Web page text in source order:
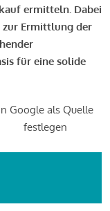
ermitteln. Dabei
zur Ermittlung der
für eine solide
Google als Quelle
festlegen